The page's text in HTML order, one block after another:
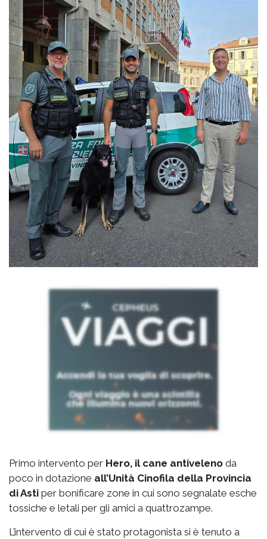
Primo intervento per Hero, il cane antiveleno da
poco in dotazione all’Unità Cinofila della Provincia
di Asti per bonificare zone in cui sono segnalate esche
tossiche e letali per gli amici a quattrozampe.
L’intervento di cui è stato protagonista si è tenuto a